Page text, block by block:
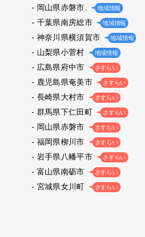
岡山県赤磐市. 地域情報
千葉県南房総市 地域情報
神奈川県横須賀市 地域情報
山梨県小菅村 地域情報
広島県府中市 さすらい
鹿児島県奄美市 さすらい
長崎県大村市 さすらい
群馬県下仁田町 さすらい
岡山県赤磐市 さすらい
福岡県柳川市 さすらい
岩手県八幡平市 さすらい
富山県南砺市 さすらい
宮城県女川町 さすらい